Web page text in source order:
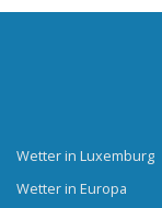
Wetter in Luxemburg
Wetter in Europa